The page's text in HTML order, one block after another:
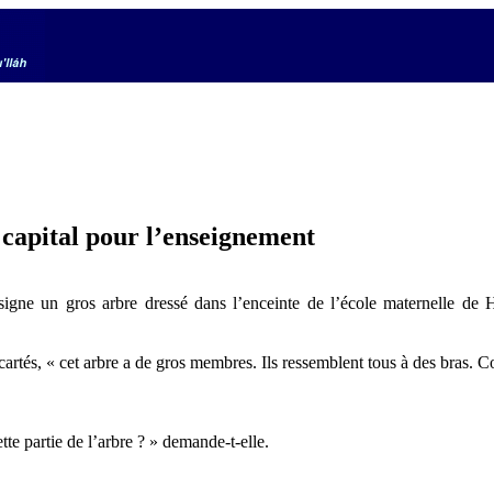
pour l’enseignement
un gros arbre dressé dans l’enceinte de l’école maternelle de
« cet arbre a de gros membres. Ils ressemblent tous à des bras.
partie de l’arbre ? » demande-t-elle.